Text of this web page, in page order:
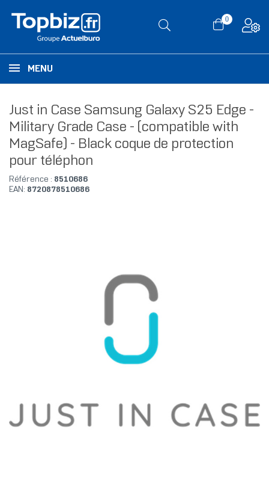
0
MENU
Just in Case Samsung Galaxy S25 Edge -
Military Grade Case - (compatible with
MagSafe) - Black coque de protection
pour téléphon
Référence : 8510686
EAN: 8720878510686